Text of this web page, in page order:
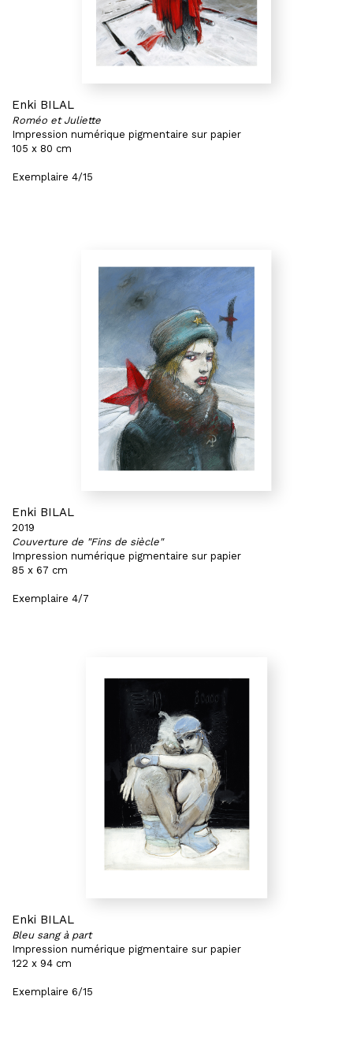
Enki BILAL
Roméo et Juliette
Impression numérique pigmentaire sur papier
105 x 80 cm
Exemplaire 4/15
Enki BILAL
2019
Couverture de "Fins de siècle"
Impression numérique pigmentaire sur papier
85 x 67 cm
Exemplaire 4/7
Enki BILAL
Bleu sang à part
Impression numérique pigmentaire sur papier
122 x 94 cm
Exemplaire 6/15